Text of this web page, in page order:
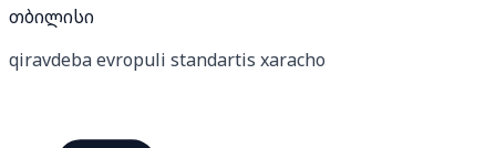
თბილისი
qiravdeba evropuli standartis xaracho